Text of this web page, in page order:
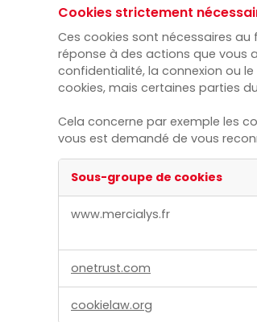
Cookies strictement
Ces cookies sont nécessaires
réponse à des actions que vous
confidentialité, la connexion ou
cookies, mais certaines parties
Cela concerne par exemple les
vous est demandé de vous
nécessaires
Sous-groupe de cookies
www.mercialys.fr
onetrust.com
cookielaw.org